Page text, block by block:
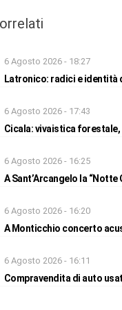
6 Agosto 2026 - 18:27
Latronico: radici e identità
6 Agosto 2026 - 17:43
Cicala: vivaistica
6 Agosto 2026 - 16:25
A Sant’Arcangelo la
6 Agosto 2026 - 16:20
A Monticchio concerto
6 Agosto 2026 - 16:11
Compravendita di auto